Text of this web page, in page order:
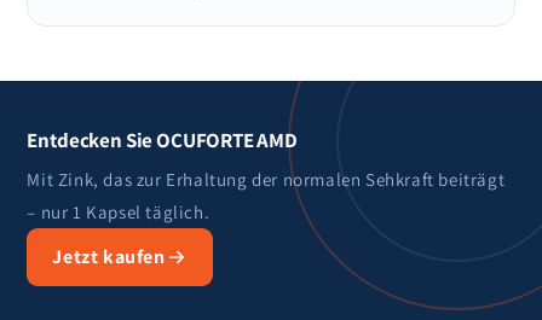
Entdecken Sie OCUFORTE AMD
Mit Zink, das zur Erhaltung der normalen Sehkraft beiträgt
– nur 1 Kapsel täglich.
Jetzt kaufen